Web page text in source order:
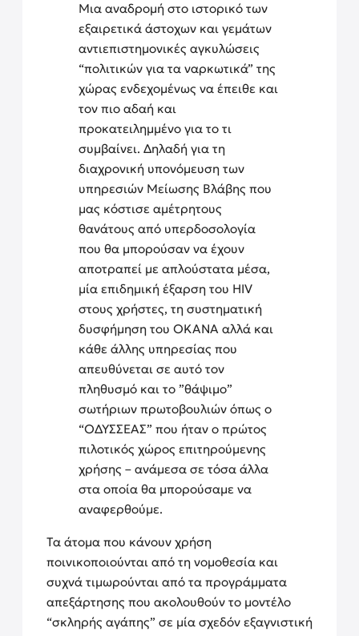
Μια αναδρομή στο ιστορικό των
εξαιρετικά άστοχων και γεμάτων
αντιεπιστημονικές αγκυλώσεις
“πολιτικών για τα ναρκωτικά” της
χώρας ενδεχομένως να έπειθε και
τον πιο αδαή και
προκατειλημμένο για το τι
συμβαίνει. Δηλαδή για τη
διαχρονική υπονόμευση των
υπηρεσιών Μείωσης Βλάβης που
μας κόστισε αμέτρητους
θανάτους από υπερδοσολογία
που θα μπορούσαν να έχουν
αποτραπεί με απλούστατα μέσα,
μία επιδημική έξαρση του HIV
στους χρήστες, τη συστηματική
δυσφήμηση του ΟΚΑΝΑ αλλά και
κάθε άλλης υπηρεσίας που
απευθύνεται σε αυτό τον
πληθυσμό και το ”θάψιμο”
σωτήριων πρωτοβουλιών όπως ο
“ΟΔΥΣΣΕΑΣ” που ήταν ο πρώτος
πιλοτικός χώρος επιτηρούμενης
χρήσης – ανάμεσα σε τόσα άλλα
στα οποία θα μπορούσαμε να
αναφερθούμε.
Τα άτομα που κάνουν χρήση
ποινικοποιούνται από τη νομοθεσία και
συχνά τιμωρούνται από τα προγράμματα
απεξάρτησης που ακολουθούν το μοντέλο
“σκληρής αγάπης” σε μία σχεδόν εξαγνιστική